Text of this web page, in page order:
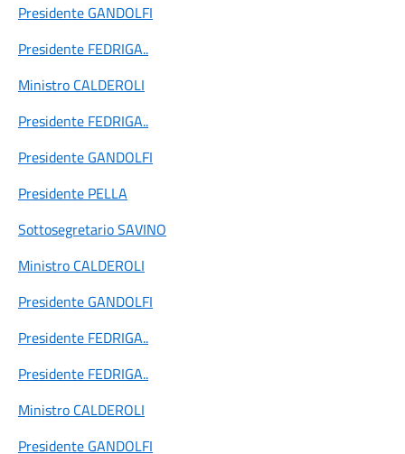
Presidente GANDOLFI
Presidente FEDRIGA..
Ministro CALDEROLI
Presidente FEDRIGA..
Presidente GANDOLFI
Presidente PELLA
Sottosegretario SAVINO
Ministro CALDEROLI
Presidente GANDOLFI
Presidente FEDRIGA..
Presidente FEDRIGA..
Ministro CALDEROLI
Presidente GANDOLFI